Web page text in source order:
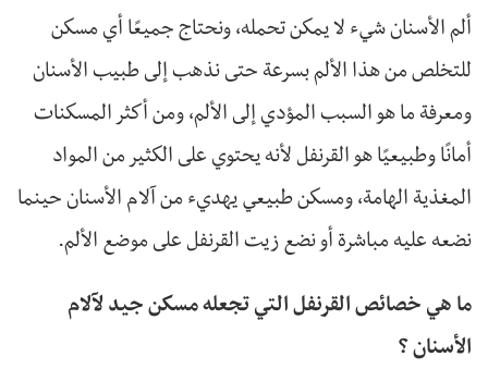
ألم الأسنان شيء لا يمكن تحمله، ونحتاج جميعًا أي مسكن
للتخلص من هذا الألم بسرعة حتى نذهب إلى طبيب الأسنان
ومعرفة ما هو السبب المؤدي إلى الألم، ومن أكثر المسكنات
أمانًا وطبيعيًا هو القرنفل لأنه يحتوي على الكثير من المواد
المغذية الهامة، ومسكن طبيعي يهديء من آلام الأسنان حينما
نضعه عليه مباشرة أو نضع زيت القرنفل على موضع الألم.
ما هي خصائص القرنفل التي تجعله مسكن جيد لآلام
الأسنان ؟